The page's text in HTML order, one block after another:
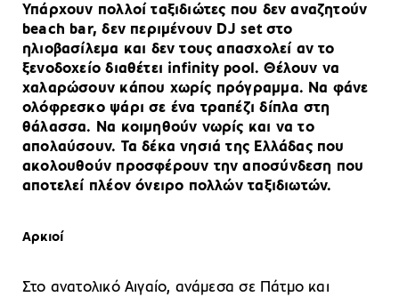
Υπάρχουν πολλοί ταξιδιώτες που δεν αναζητούν
beach bar, δεν περιμένουν DJ set στο
ηλιοβασίλεμα και δεν τους απασχολεί αν το
ξενοδοχείο διαθέτει infinity pool. Θέλουν να
χαλαρώσουν κάπου χωρίς πρόγραμμα. Να φάνε
ολόφρεσκο ψάρι σε ένα τραπέζι δίπλα στη
θάλασσα. Να κοιμηθούν νωρίς και να το
απολαύσουν. Τα δέκα νησιά της Ελλάδας που
ακολουθούν προσφέρουν την αποσύνδεση που
αποτελεί πλέον όνειρο πολλών ταξιδιωτών.
Αρκιοί
Στο ανατολικό Αιγαίο, ανάμεσα σε Πάτμο και